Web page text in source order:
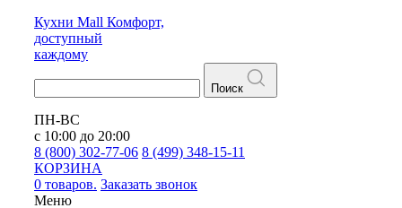
Кухни Mall Комфорт,
доступный
каждому
Поиск
ПН-ВС
с 10:00 до 20:00
8 (800) 302-77-06 8 (499) 348-15-11
КОРЗИНА
0 товаров. Заказать звонок
Меню